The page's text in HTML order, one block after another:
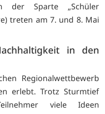
der Sparte „Schüler
treten am 7. und 8. Mai
in den
Regionalwettbewerb
erlebt. Trotz Sturmtief
viele Ideen